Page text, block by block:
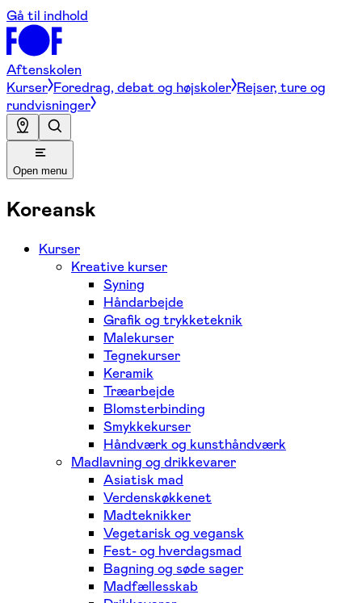
Gå til indhold
Aftenskolen
Kurser Foredrag, debat og højskoler Rejser, ture og
rundvisninger
Open menu
Koreansk
Kurser
Kreative kurser
Syning
Håndarbejde
Grafik og trykketeknik
Malekurser
Tegnekurser
Keramik
Træarbejde
Blomsterbinding
Smykkekurser
Håndværk og kunsthåndværk
Madlavning og drikkevarer
Asiatisk mad
Verdenskøkkenet
Madteknikker
Vegetarisk og vegansk
Fest- og hverdagsmad
Bagning og søde sager
Madfællesskab